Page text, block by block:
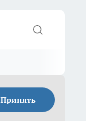
Принять